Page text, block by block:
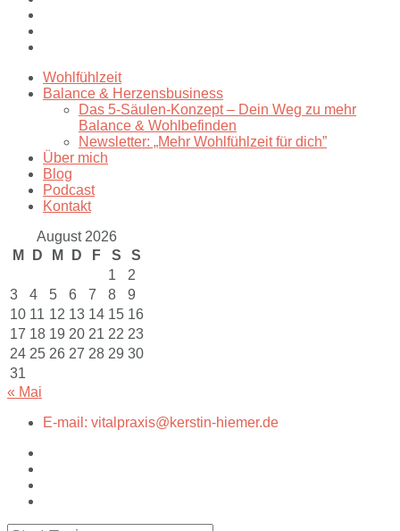
Wohlfühlzeit
Balance & Herzensbusiness
Das 5-Säulen-Konzept – Dein Weg zu mehr
Balance & Wohlbefinden
Newsletter: „Mehr Wohlfühlzeit für dich”
Über mich
Blog
Podcast
Kontakt
August 2026
M
D M D F S
S
1
2
3
4 5 6 7 8
9
10 11 12 13 14 15 16
17 18 19 20 21 22 23
24 25 26 27 28 29 30
31
« Mai
E-mail: vitalpraxis@kerstin-hiemer.de